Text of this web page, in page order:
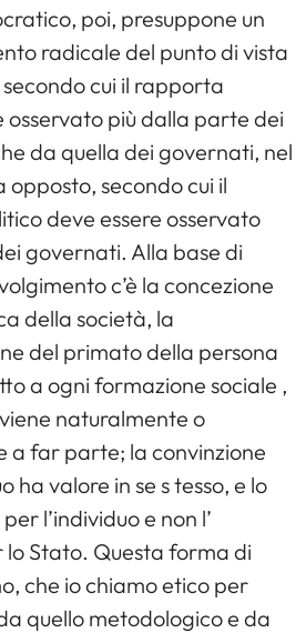
poi, presuppone un
radicale del punto di vista
cui il rapporta
osservato più dalla parte dei
da quella dei governati, nel
opposto, secondo cui il
deve essere osservato
governati. Alla base di
c’è la concezione
della società, la
del primato della persona
a ogni formazione sociale ,
viene naturalmente o
a far parte; la convinzione
ha valore in se s tesso, e lo
l’individuo e non l’
lo Stato. Questa forma di
che io chiamo etico per
quello metodologico e da